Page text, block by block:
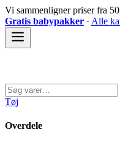
Spring
til
indhold
Vi sammenligner priser fra
Gratis babypakker · Alle
Søg
efter:
Tøj
Overdele